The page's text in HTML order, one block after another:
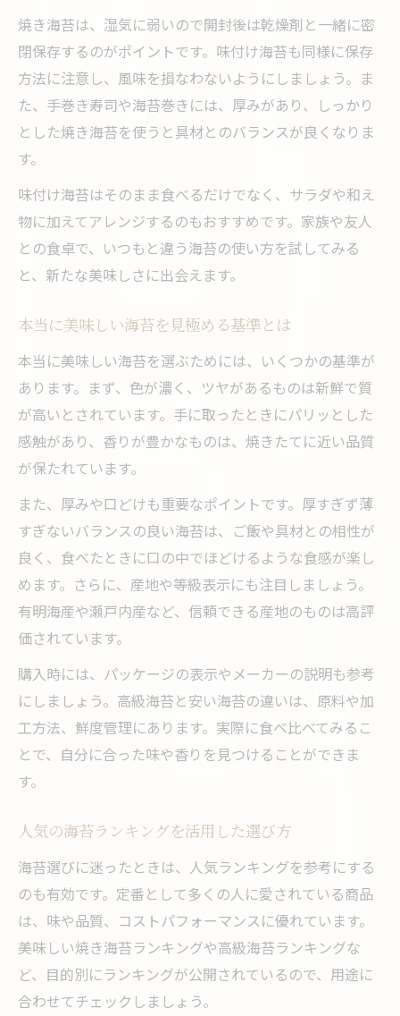
食卓で楽しむ定番海苔の美味しさ
毎日使いたいおすすめ海苔の選び方
おにぎりや手巻き寿司に合う海苔とは
美味しい焼き海苔の活用アイデア集
焼き海苔は、湿気に弱いので開封後は乾燥剤と一緒に密
閉保存するのがポイントです。味付け海苔も同様に保存
方法に注意し、風味を損なわないようにしましょう。ま
た、手巻き寿司や海苔巻きには、厚みがあり、しっかり
とした焼き海苔を使うと具材とのバランスが良くなりま
す。
味付け海苔はそのまま食べるだけでなく、サラダや和え
物に加えてアレンジするのもおすすめです。家族や友人
との食卓で、いつもと違う海苔の使い方を試してみる
と、新たな美味しさに出会えます。
本当に美味しい海苔を見極める基準とは
本当に美味しい海苔を選ぶためには、いくつかの基準が
あります。まず、色が濃く、ツヤがあるものは新鮮で質
が高いとされています。手に取ったときにパリッとした
感触があり、香りが豊かなものは、焼きたてに近い品質
が保たれています。
また、厚みや口どけも重要なポイントです。厚すぎず薄
すぎないバランスの良い海苔は、ご飯や具材との相性が
良く、食べたときに口の中でほどけるような食感が楽し
めます。さらに、産地や等級表示にも注目しましょう。
有明海産や瀬戸内産など、信頼できる産地のものは高評
価されています。
購入時には、パッケージの表示やメーカーの説明も参考
にしましょう。高級海苔と安い海苔の違いは、原料や加
工方法、鮮度管理にあります。実際に食べ比べてみるこ
とで、自分に合った味や香りを見つけることができま
す。
人気の海苔ランキングを活用した選び方
海苔選びに迷ったときは、人気ランキングを参考にする
のも有効です。定番として多くの人に愛されている商品
は、味や品質、コストパフォーマンスに優れています。
美味しい焼き海苔ランキングや高級海苔ランキングな
ど、目的別にランキングが公開されているので、用途に
合わせてチェックしましょう。